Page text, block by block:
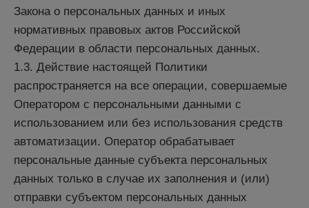
Закона о персональных данных и иных
нормативных правовых актов Российской
Федерации в области персональных данных.
1.3. Действие настоящей Политики
распространяется на все операции, совершаемые
Оператором с персональными данными с
использованием или без использования средств
автоматизации. Оператор обрабатывает
персональные данные субъекта персональных
данных только в случае их заполнения и (или)
отправки субъектом персональных данных